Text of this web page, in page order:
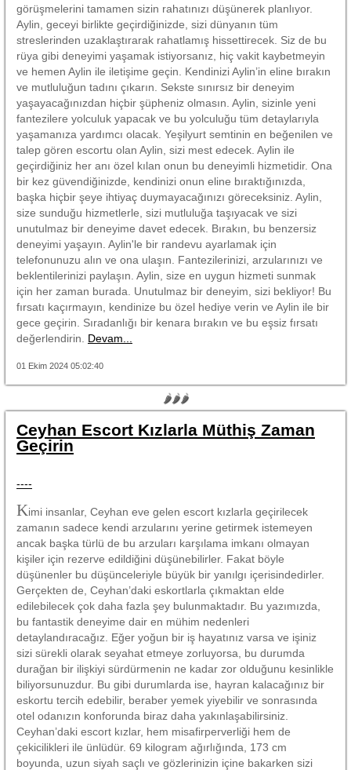
görüşmelerini tamamen sizin rahatınızı düşünerek planlıyor.
Aylin, geceyi birlikte geçirdiğinizde, sizi dünyanın tüm
streslerinden uzaklaştırarak rahatlamış hissettirecek. Siz de bu
rüya gibi deneyimi yaşamak istiyorsanız, hiç vakit kaybetmeyin
ve hemen Aylin ile iletişime geçin. Kendinizi Aylin’in eline bırakın
ve mutluluğun tadını çıkarın. Sekste sınırsız bir deneyim
yaşayacağınızdan hiçbir şüpheniz olmasın. Aylin, sizinle yeni
fantezilere yolculuk yapacak ve bu yolculuğu tüm detaylarıyla
yaşamanıza yardımcı olacak. Yeşilyurt semtinin en beğenilen ve
talep gören escortu olan Aylin, sizi mest edecek. Aylin ile
geçirdiğiniz her anı özel kılan onun bu deneyimli hizmetidir. Ona
bir kez güvendiğinizde, kendinizi onun eline bıraktığınızda,
başka hiçbir şeye ihtiyaç duymayacağınızı göreceksiniz. Aylin,
size sunduğu hizmetlerle, sizi mutluluğa taşıyacak ve sizi
unutulmaz bir deneyime davet edecek. Bırakın, bu benzersiz
deneyimi yaşayın. Aylin'le bir randevu ayarlamak için
telefonunuzu alın ve ona ulaşın. Fantezilerinizi, arzularınızı ve
beklentilerinizi paylaşın. Aylin, size en uygun hizmeti sunmak
için her zaman burada. Unutulmaz bir deneyim, sizi bekliyor! Bu
fırsatı kaçırmayın, kendinize bu özel hediye verin ve Aylin ile bir
gece geçirin. Sıradanlığı bir kenara bırakın ve bu eşsiz fırsatı
değerlendirin. Devam...
01 Ekim 2024 05:02:40
🌶🌶🌶
Ceyhan Escort Kızlarla Müthiş Zaman
Geçirin
----
Kimi insanlar, Ceyhan eve gelen escort kızlarla geçirilecek
zamanın sadece kendi arzularını yerine getirmek istemeyen
ancak başka türlü de bu arzuları karşılama imkanı olmayan
kişiler için rezerve edildiğini düşünebilirler. Fakat böyle
düşünenler bu düşünceleriyle büyük bir yanılgı içerisindedirler.
Gerçekten de, Ceyhan’daki eskortlarla çıkmaktan elde
edilebilecek çok daha fazla şey bulunmaktadır. Bu yazımızda,
bu fantastik deneyime dair en mühim nedenleri
detaylandıracağız. Eğer yoğun bir iş hayatınız varsa ve işiniz
sizi sürekli olarak seyahat etmeye zorluyorsa, bu durumda
durağan bir ilişkiyi sürdürmenin ne kadar zor olduğunu kesinlikle
biliyorsunuzdur. Bu gibi durumlarda ise, hayran kalacağınız bir
eskortu tercih edebilir, beraber yemek yiyebilir ve sonrasında
otel odanızın konforunda biraz daha yakınlaşabilirsiniz.
Ceyhan’daki escort kızlar, hem misafirperverliği hem de
çekicilikleri ile ünlüdür. 69 kilogram ağırlığında, 173 cm
boyunda, uzun siyah saçlı ve gözlerinizin içine bakarken sizi